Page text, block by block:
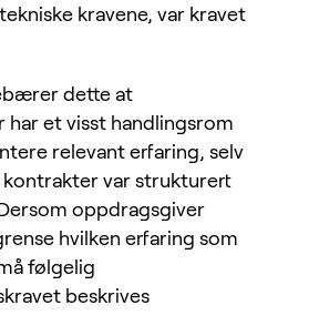
kravene, var kravet
dette at
har et visst handlingsrom
relevant erfaring, selv
var strukturert
oppdragsgiver
hvilken erfaring som
følgelig
beskrives